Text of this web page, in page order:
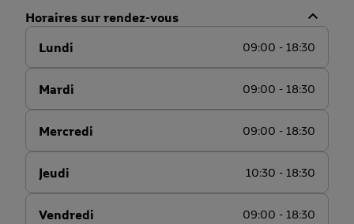
Horaires sur rendez-vous
Lundi 09:00 - 18:30
Mardi 09:00 - 18:30
Mercredi 09:00 - 18:30
Jeudi 10:30 - 18:30
Vendredi 09:00 - 18:30